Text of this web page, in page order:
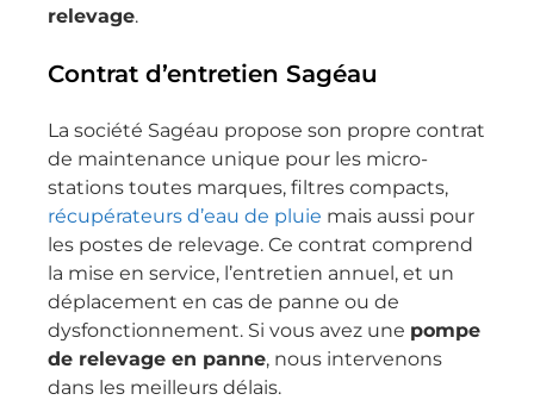
de tout
explique
r avec
clarté et
pédago
gie, sans
jamais
être
dans la
précipit
ation.
relevage.
Contrat d’entretien Sagéau
La société Sagéau propose son propre contrat
de maintenance unique pour les micro-
stations toutes marques, filtres compacts,
récupérateurs d’eau de pluie mais aussi pour
les postes de relevage. Ce contrat comprend
la mise en service, l’entretien annuel, et un
déplacement en cas de panne ou de
dysfonctionnement. Si vous avez une pompe
de relevage en panne, nous intervenons
dans les meilleurs délais.